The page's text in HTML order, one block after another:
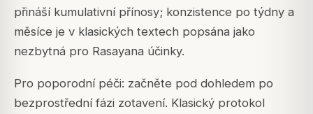
přináší kumulativní přínosy; konzistence po týdny a
měsíce je v klasických textech popsána jako
nezbytná pro Rasayana účinky.
Pro poporodní péči: začněte pod dohledem po
bezprostřední fázi zotavení. Klasický protokol